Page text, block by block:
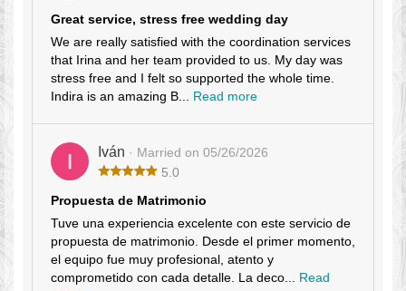
Great service, stress free wedding day
We are really satisfied with the coordination services
that Irina and her team provided to us. My day was
stress free and I felt so supported the whole time.
Indira is an amazing B... Read more
Iván · Married on 05/26/2026
5.0
Propuesta de Matrimonio
Tuve una experiencia excelente con este servicio de
propuesta de matrimonio. Desde el primer momento,
el equipo fue muy profesional, atento y
comprometido con cada detalle. La deco... Read